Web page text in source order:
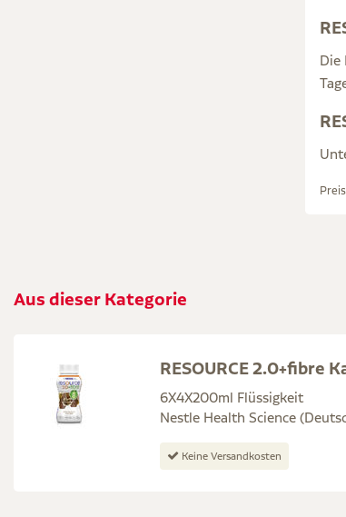
Die
Aus dieser Kategorie
RESOURCE 2.0+fibre
6X4X200ml Flüssigkeit
Nestle Health Science
Keine Versandkosten